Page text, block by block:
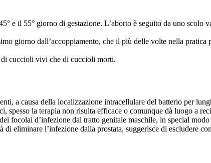
e il 55° giorno di gestazione. L’aborto è seguito da uno
giorno dall’accoppiamento, che il più delle volte nella pratica
di cuccioli vivi che di cuccioli morti.
a causa della localizzazione intracellulare del batterio per
spesso la terapia non risulta efficace o comunque dà luogo a
d’infezione dal tratto genitale maschile, in special
eliminare l’infezione dalla prostata, suggerisce di escludere